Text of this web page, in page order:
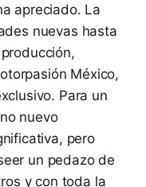
apreciado. La
nuevas hasta
México,
Para un
nuevo
pero
un pedazo de
y con toda la